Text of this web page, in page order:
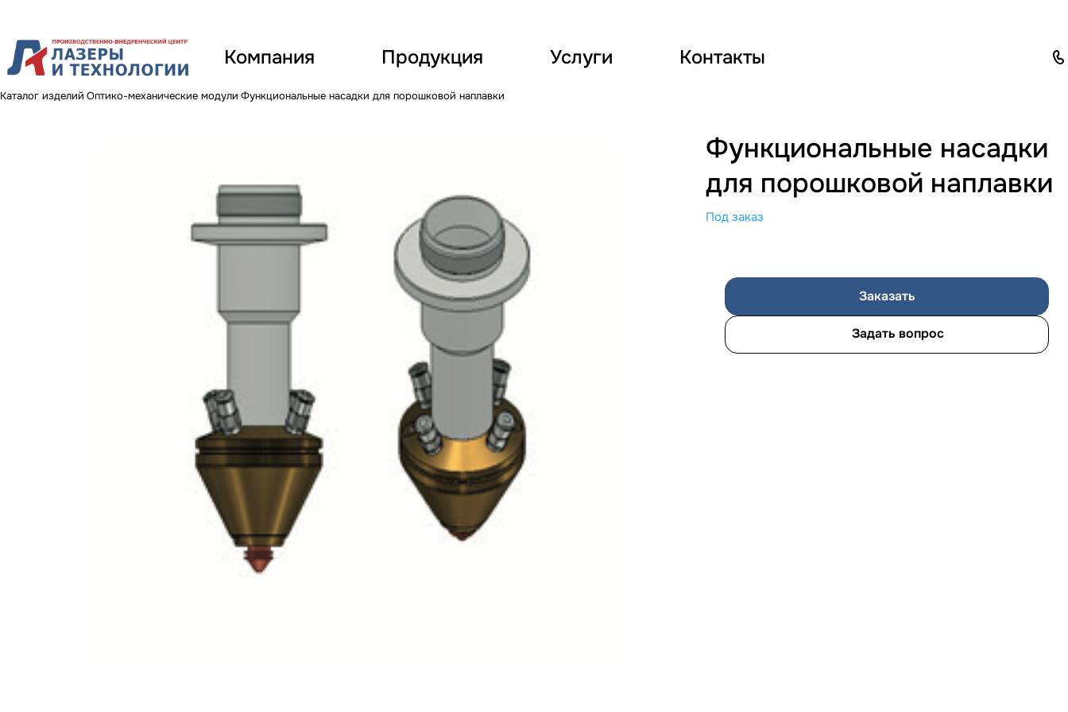
Компания Продукция Услуги Контакты
Каталог изделий Оптико-механические модули Функциональные насадки для порошковой наплавки
Функциональные насадки
для порошковой наплавки
Под заказ
Заказать
Задать вопрос